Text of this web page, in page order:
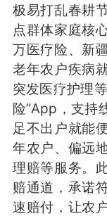
极易打乱春耕
点群体家庭核
万医疗险、新
老年农户疾病
突发医疗护理
险”App，支持
足不出户就能
年农户、偏远
理赔等服务。
赔通道，承诺
速赔付，让农